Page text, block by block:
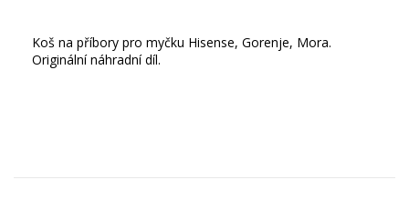
Koš na příbory pro myčku Hisense, Gorenje, Mora.
Originální náhradní díl.